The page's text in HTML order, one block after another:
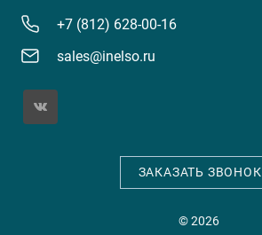
+7 (812) 628-00-16
sales@inelso.ru
ЗАКАЗАТЬ ЗВОНОК
© 2026